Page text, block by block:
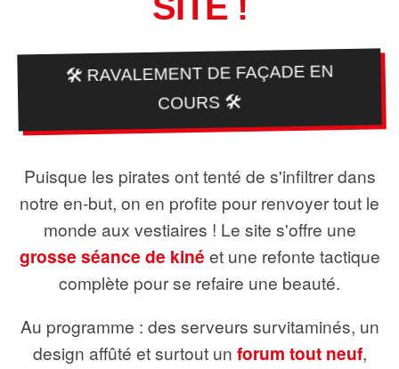
🛠️ RAVALEMENT DE FAÇADE EN
COURS 🛠️
Puisque les pirates ont tenté de s'infiltrer dans
notre en-but, on en profite pour renvoyer tout le
monde aux vestiaires ! Le site s'offre une
grosse séance de kiné et une refonte tactique
complète pour se refaire une beauté.
Au programme : des serveurs survitaminés, un
design affûté et surtout un forum tout neuf,